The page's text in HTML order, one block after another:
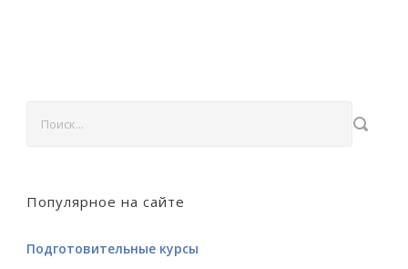
Популярное на сайте
Подготовительные курсы